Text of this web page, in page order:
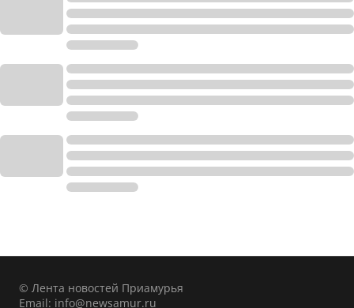
© Лента новостей Приамурья
Email: info@newsamur.ru